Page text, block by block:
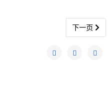
視斯塔滕岛受批評 下一篇文章:
下一页